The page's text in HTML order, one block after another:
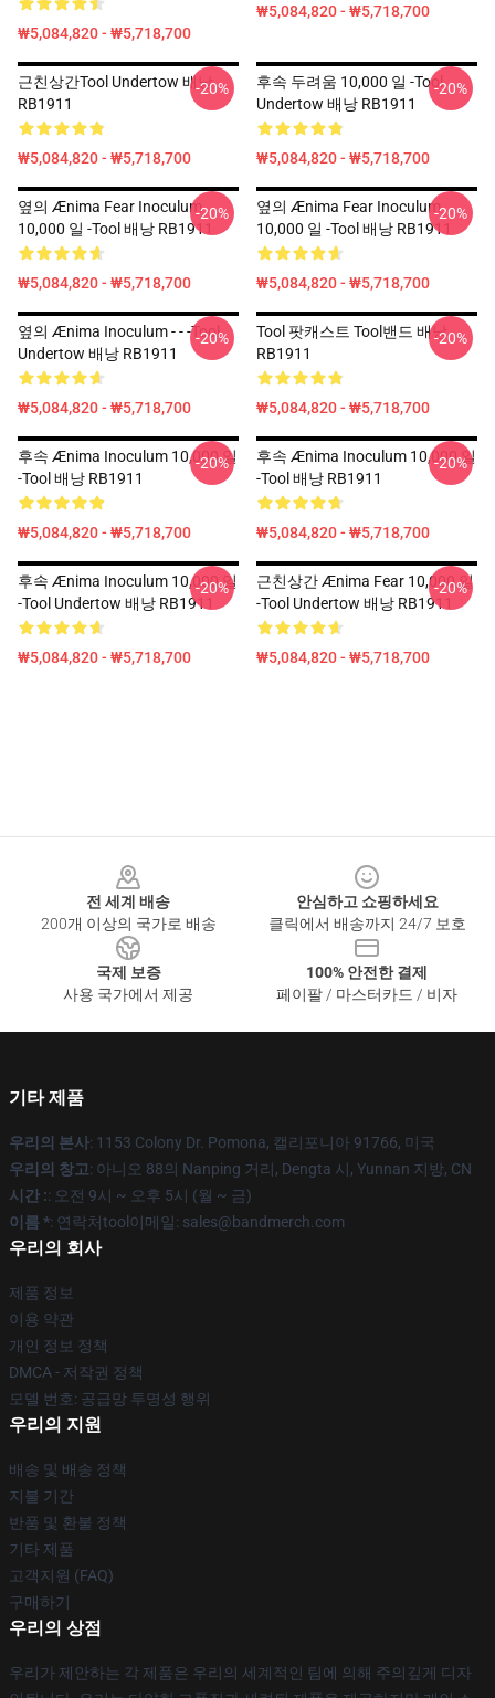
₩5,084,820 - ₩5,718,700
₩5,084,820 - ₩5,718,700
근친상간tool Undertow 배낭
RB1911
₩5,084,820 - ₩5,718,700
-20%
후속 두려움 10,000 일 -tool
Undertow 배낭 RB1911
₩5,084,820 - ₩5,718,700
-20%
옆의 Ænima Fear Inoculum
10,000 일 -tool 배낭 RB1911
₩5,084,820 - ₩5,718,700
-20%
옆의 Ænima Fear Inoculum
10,000 일 -tool 배낭 RB1911
₩5,084,820 - ₩5,718,700
-20%
옆의 Ænima Inoculum - - -tool
Undertow 배낭 RB1911
₩5,084,820 - ₩5,718,700
-20%
Tool 팟캐스트 Tool밴드 배낭
RB1911
₩5,084,820 - ₩5,718,700
-20%
후속 Ænima Inoculum 10,000 일
-tool 배낭 RB1911
₩5,084,820 - ₩5,718,700
-20%
후속 Ænima Inoculum 10,000 일
-tool 배낭 RB1911
₩5,084,820 - ₩5,718,700
-20%
후속 Ænima Inoculum 10,000 일
-tool Undertow 배낭 RB1911
₩5,084,820 - ₩5,718,700
-20%
근친상간 Ænima Fear 10,000 일
-tool Undertow 배낭 RB1911
₩5,084,820 - ₩5,718,700
-20%
전 세계 배송
200개 이상의 국가로 배송
안심하고 쇼핑하세요
클릭에서 배송까지 24/7 보호
국제 보증
사용 국가에서 제공
100% 안전한 결제
페이팔 / 마스터카드 / 비자
기타 제품
우리의 본사: 1153 Colony Dr. Pomona, 캘리포니아 91766, 미국
우리의 창고: 아니오 88의 Nanping 거리, Dengta 시, Yunnan 지방, CN
시간 :: 오전 9시 ~ 오후 5시 (월 ~ 금)
이름 *: 연락처tool이메일: sales@bandmerch.com
우리의 회사
제품 정보
이용 약관
개인 정보 정책
DMCA - 저작권 정책
모델 번호: 공급망 투명성 행위
우리의 지원
배송 및 배송 정책
지불 기간
반품 및 환불 정책
기타 제품
고객지원 (FAQ)
구매하기
우리의 상점
우리가 제안하는 각 제품은 우리의 세계적인 팀에 의해 주의깊게 디자